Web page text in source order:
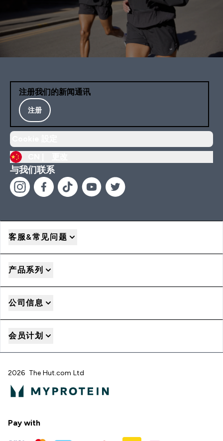
注册我们的新闻通讯
注册
与我们联系
客服&常见问题
产品系列
公司信息
会员计划
2026 The Hut.com Ltd
Pay with